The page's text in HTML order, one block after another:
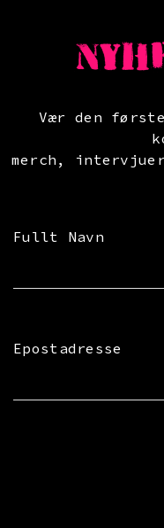
Vær den
merch,
Fullt Navn
Epostadresse